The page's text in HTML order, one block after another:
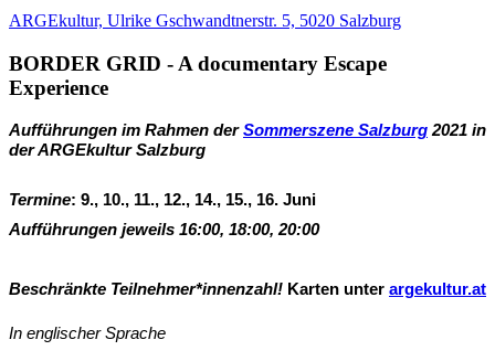
ARGEkultur, Ulrike Gschwandtnerstr. 5, 5020 Salzburg
BORDER GRID - A documentary Escape
Experience
Aufführungen im Rahmen derSommerszene Salzburg2021 in
der ARGEkultur Salzburg
Termine: 9., 10., 11., 12., 14., 15., 16. Juni
Aufführungen jeweils 16:00, 18:00, 20:00
Beschränkte Teilnehmer*innenzahl! Karten unter argekultur.at
In englischer Sprache